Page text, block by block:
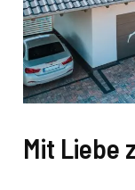
Mit Liebe